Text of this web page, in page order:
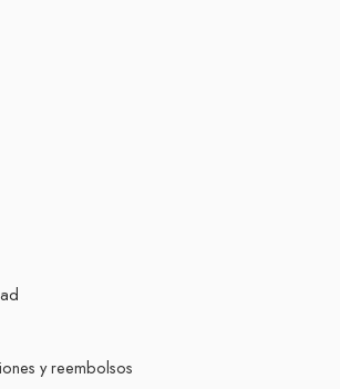
y reembolsos